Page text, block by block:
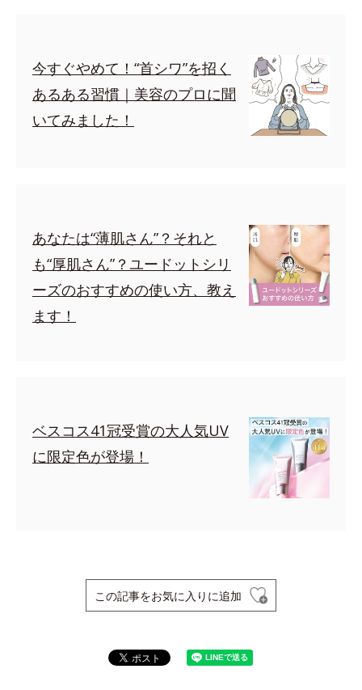
今すぐやめて！“首シワ”を招く
あるある習慣｜美容のプロに聞
いてみました！
あなたは“薄肌さん”？それと
も“厚肌さん”？ユードットシリ
ーズのおすすめの使い方、教え
ます！
ベスコス41冠受賞の大人気UV
に限定色が登場！
この記事をお気に入りに追加